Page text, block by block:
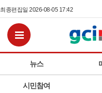
최종편집일 2026-08-05 17:42
뉴스
시민참여